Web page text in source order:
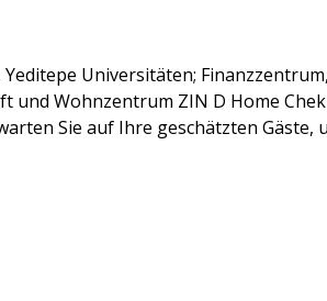
Universitäten;
Wohnzentrum ZIN D Home
Sie auf Ihre geschätzten Gäste,